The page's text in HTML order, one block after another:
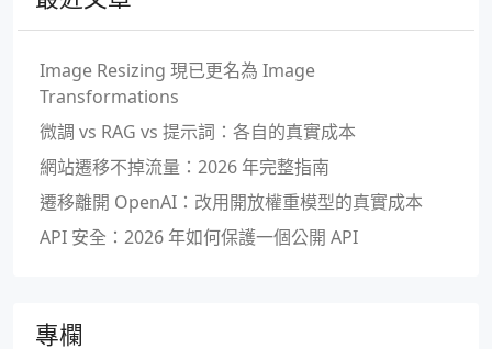
Image Resizing 現已更名為 Image
Transformations
微調 vs RAG vs 提示詞：各自的真實成本
網站遷移不掉流量：2026 年完整指南
遷移離開 OpenAI：改用開放權重模型的真實成本
API 安全：2026 年如何保護一個公開 API
專欄